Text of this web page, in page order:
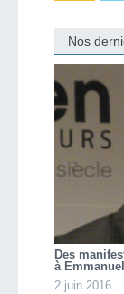
Nos
Des
à
2 juin 2016